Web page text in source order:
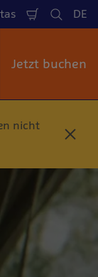
Warenkorb
Suche
DE
Jetzt buchen
nicht
S
h